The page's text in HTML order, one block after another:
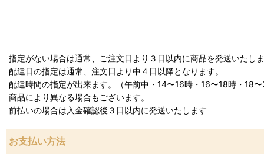
指定がない場合は通常、ご注文日より３日以内に商品を発送いたしま
配達日の指定は通常、注文日より中４日以降となります。
配達時間の指定が出来ます。（午前中・14〜16時・16〜18時・18〜
商品により異なる場合もございます。
前払いの場合は入金確認後３日以内に発送いたします
お支払い方法